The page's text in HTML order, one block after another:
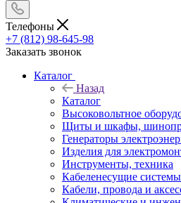
Телефоны
+7 (812) 98-645-98
Заказать звонок
Каталог
Назад
Каталог
Высоковольтное
Щиты и шкафы,
Генераторы
Изделия для
Инструменты, техника
Кабеленесущие системы
Кабели, провода и